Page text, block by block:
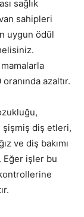
sağlık
sahipleri
uygun ödül
oranında azaltır.
şişmiş diş etleri,
ve diş bakımı
Eğer işler bu